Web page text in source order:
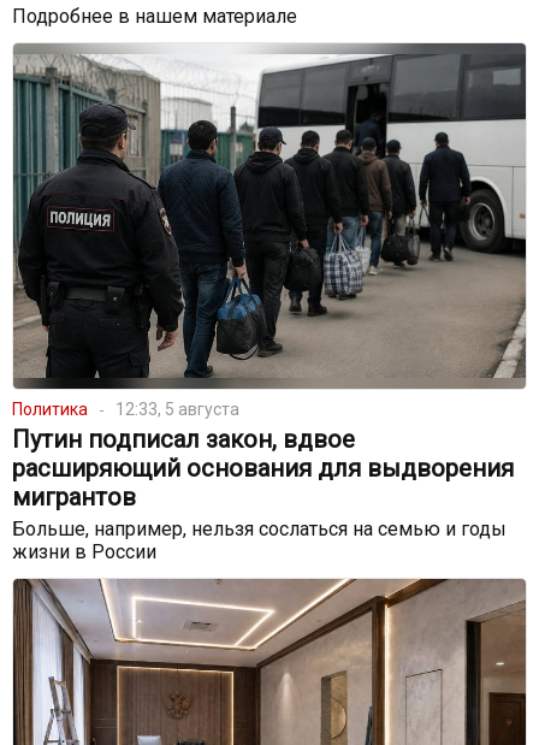
Подробнее в нашем материале
Политика 12:33, 5 августа
Путин подписал закон, вдвое
расширяющий основания для выдворения
мигрантов
Больше, например, нельзя сослаться на семью и годы
жизни в России